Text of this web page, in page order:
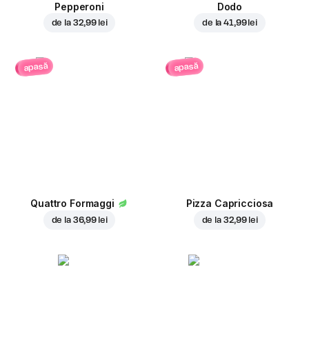
Pepperoni
de la 32,99 lei
Dodo
de la41,99 lei
apasă
Quattro Formaggi
de la 36,99 lei
apasă
Pizza Capricciosa
de la 32,99 lei